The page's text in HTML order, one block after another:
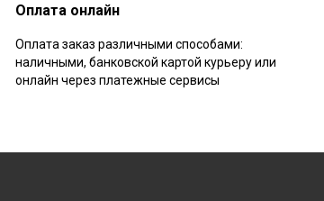
Оплата онлайн
Оплата заказ различными способами:
наличными, банковской картой курьеру или
онлайн через платежные сервисы